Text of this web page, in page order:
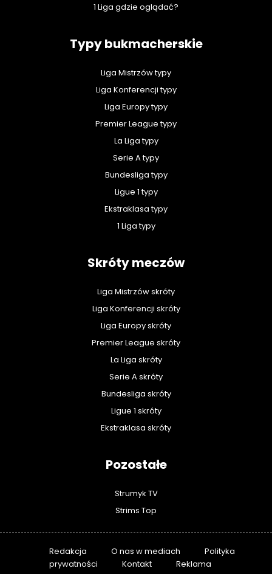
1 Liga gdzie oglądać?
Typy bukmacherskie
Liga Mistrzów typy
Liga Konferencji typy
Liga Europy typy
Premier League typy
La Liga typy
Serie A typy
Bundesliga typy
Ligue 1 typy
Ekstraklasa typy
1 Liga typy
Skróty meczów
Liga Mistrzów skróty
Liga Konferencji skróty
Liga Europy skróty
Premier League skróty
La Liga skróty
Serie A skróty
Bundesliga skróty
Ligue 1 skróty
Ekstraklasa skróty
Pozostałe
Strumyk TV
Strims Top
Redakcja O nas w mediach
Polityka
prywatności
Kontakt Reklama